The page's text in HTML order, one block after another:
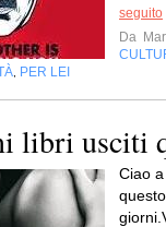
seguito
Da
PER LEI
libri usciti
Ciao